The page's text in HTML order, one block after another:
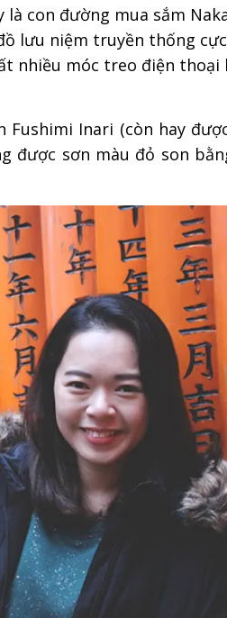
con đường mua sắm
lưu niệm truyền thống
nhiều móc treo điện thoại
Inari (còn hay
được sơn màu đỏ son